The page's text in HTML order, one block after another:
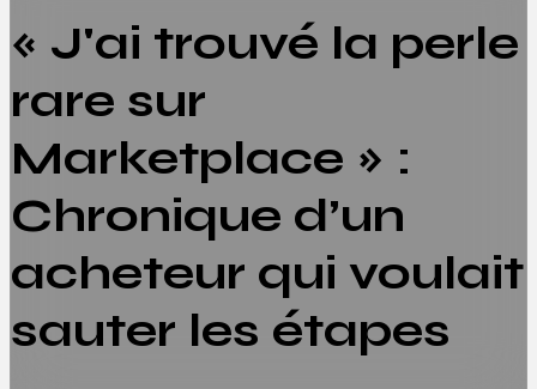
« J'ai trouvé la perle
rare sur
Marketplace » :
Chronique d’un
acheteur qui voulait
sauter les étapes